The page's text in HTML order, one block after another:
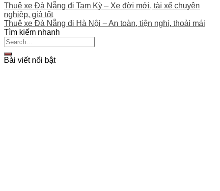
Thuê xe Đà Nẵng đi Tam Kỳ – Xe đời mới, tài xế chuyên
nghiệp, giá tốt
Thuê xe Đà Nẵng đi Hà Nội – An toàn, tiện nghi, thoải mái
Tìm kiếm nhanh
Bài viết nổi bật